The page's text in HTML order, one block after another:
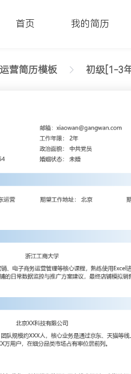
首页 我的简历
营简历模板 初级[1-3
简历模板文字版
话号码: 18600001654